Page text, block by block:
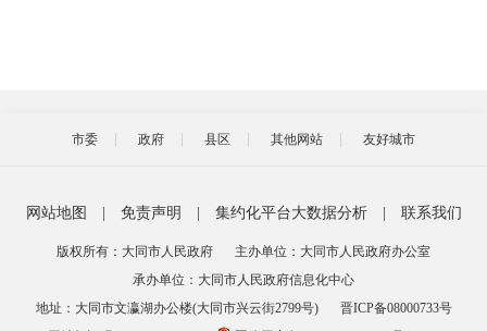
市委 政府 县区 其他网站 友好城市
网站地图 免责声明 集约化平台大数据分析 联系我们
版权所有：大同市人民政府
主办单位：大同市人民政府办公室
承办单位：大同市人民政府信息化中心
地址：大同市文瀛湖办公楼(大同市兴云街2799号)
晋ICP备08000733号